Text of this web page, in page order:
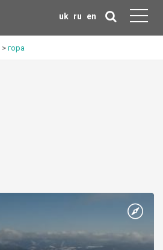
uk ru en
> гора